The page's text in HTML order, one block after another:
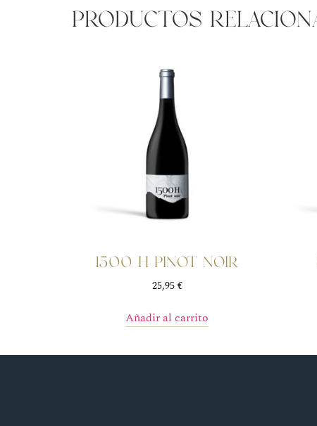
Productos
1500 H Pinot Noir
25,95€
Añadir al carrito